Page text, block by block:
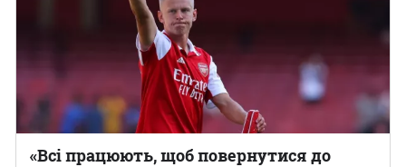
«Всі працюють, щоб повернутися до